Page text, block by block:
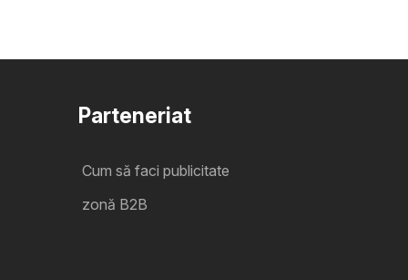
Parteneriat
Cum să faci publicitate
zonă B2B